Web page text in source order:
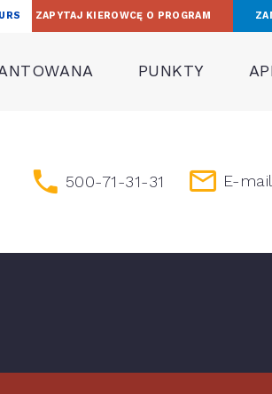
ZAPYTAJ KIEROWCĘ O PROGRAM
PUNKTY
500-71-31-31 E-mail